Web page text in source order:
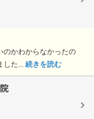
のかわからなかったの
した... 続きを読む